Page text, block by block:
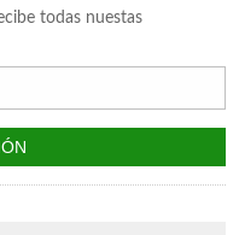
todas nuestas